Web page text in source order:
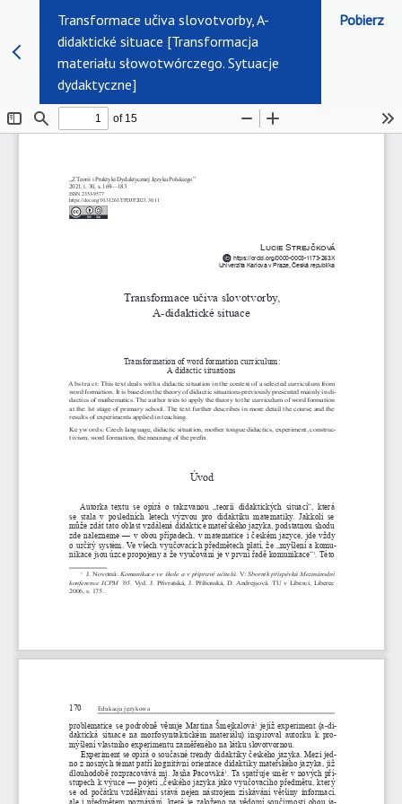
Transformace učiva slovotvorby, A-
didaktické situace [Transformacja
materiału słowotwórczego. Sytuacje
dydaktyczne]
Pobierz